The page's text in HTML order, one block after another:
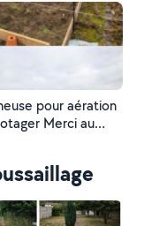
pour aération
Merci au